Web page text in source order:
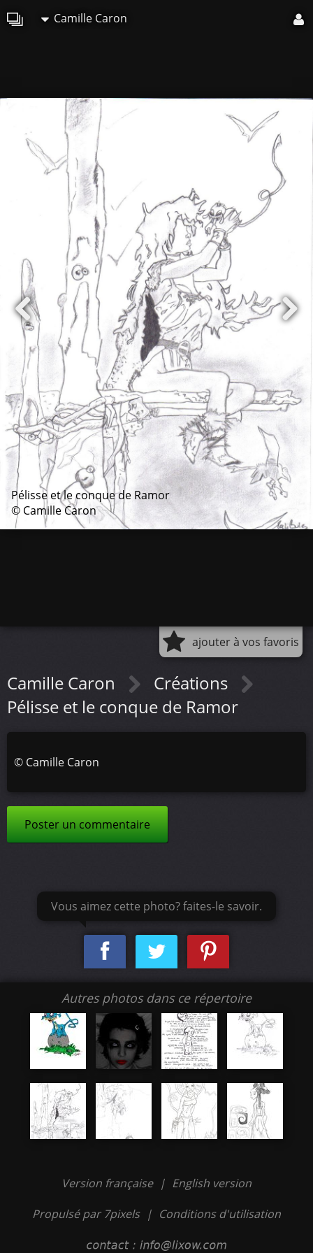
Camille Caron
Pélisse et le conque de Ramor
© Camille Caron
ajouter à vos favoris
Camille Caron
Créations
Pélisse et le conque de Ramor
© Camille Caron
Poster un commentaire
Vous aimez cette photo? faites-le savoir.
Autres photos dans ce répertoire
Version française | English version
Propulsé par 7pixels | Conditions d'utilisation